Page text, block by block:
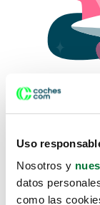
Uso
Nosotros y
datos
como las